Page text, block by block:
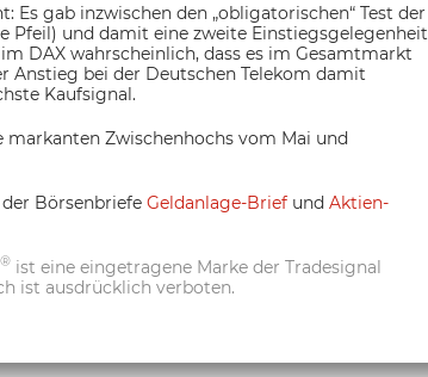
Es gab inzwischen den „obligatorischen“ Test der
Pfeil) und damit eine zweite Einstiegsgelegenheit
DAX wahrscheinlich, dass es im Gesamtmarkt
Anstieg bei der Deutschen Telekom damit
Kaufsignal.
Zwischenhochs vom Mai und
Börsenbriefe Geldanlage-Brief und Aktien-
® ist eine eingetragene Marke der Tradesignal
ist ausdrücklich verboten.